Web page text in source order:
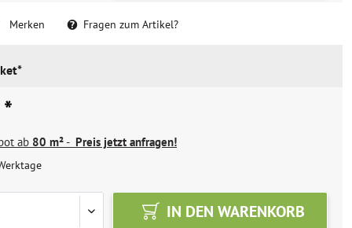
Merken Fragen zum Artikel?
ab 80 m²- Preis jetzt anfragen!
IN DEN WARENKORB